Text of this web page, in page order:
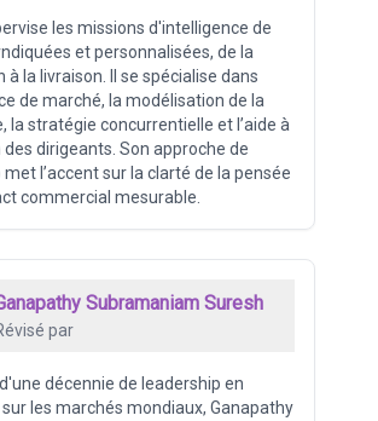
les missions d'intelligence de
et personnalisées, de la
à la livraison. Il se spécialise dans
de marché, la modélisation de la
la stratégie concurrentielle et l’aide à
des dirigeants. Son approche de
met l’accent sur la clarté de la pensée
commercial mesurable.
Subramaniam Suresh
par
décennie de leadership en
les marchés mondiaux, Ganapathy